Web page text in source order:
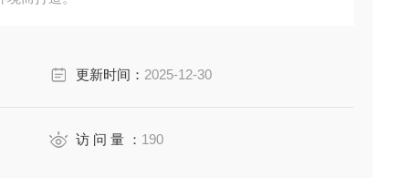
更新时间： 2025-12-30
访 问 量 ： 190